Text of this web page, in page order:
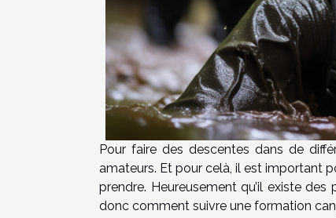
Pour faire des descentes dans de
amateurs. Et pour celà, il est important
prendre. Heureusement qu’il existe
donc comment suivre une formation